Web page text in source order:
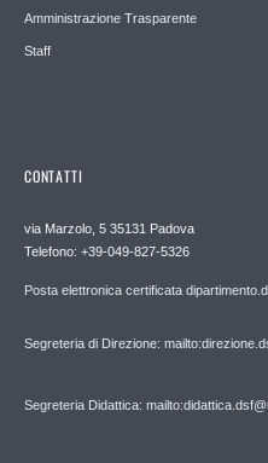
Amministrazione Trasparente
Staff
CONTATTI
via Marzolo, 5 35131 Padova
Telefono: +39-049-827-5326
Posta elettronica certificata
Segreteria di Direzione:
Segreteria Didattica: